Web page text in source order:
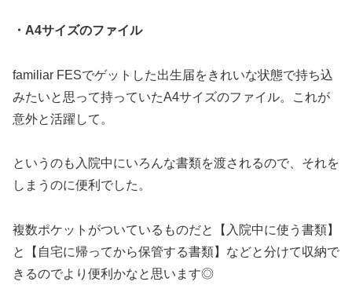
・A4サイズのファイル
familiar FESでゲットした出生届をきれいな状態で持ち込
みたいと思って持っていたA4サイズのファイル。これが
意外と活躍して。
というのも入院中にいろんな書類を渡されるので、それを
しまうのに便利でした。
複数ポケットがついているものだと【入院中に使う書類】
と【自宅に帰ってから保管する書類】などと分けて収納で
きるのでより便利かなと思います◎